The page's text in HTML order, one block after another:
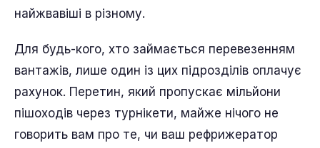
найжвавіші в різному.
Для будь-кого, хто займається перевезенням
вантажів, лише один із цих підрозділів оплачує
рахунок. Перетин, який пропускає мільйони
пішоходів через турнікети, майже нічого не
говорить вам про те, чи ваш рефрижератор